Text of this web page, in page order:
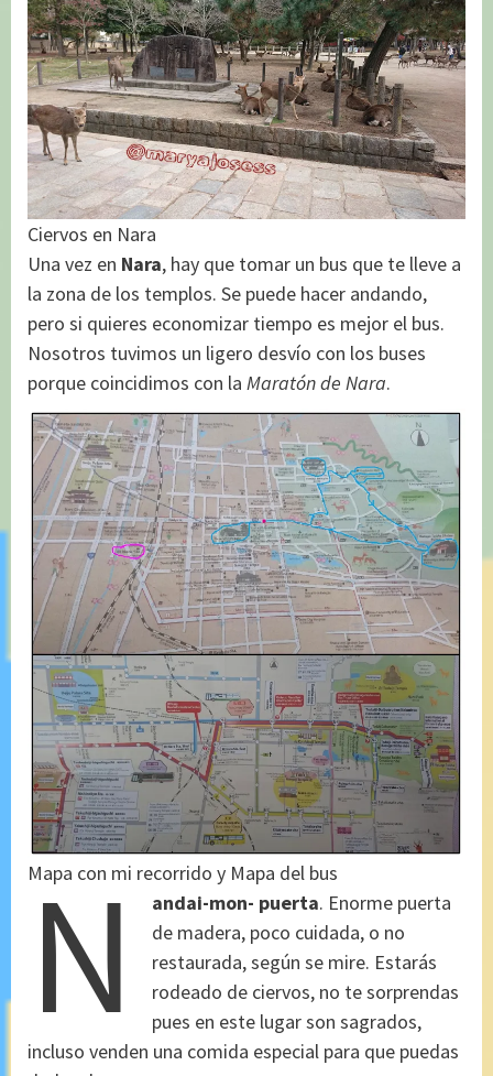
Ciervos en Nara
Una vez en Nara, hay que tomar un bus que te lleve a
la zona de los templos. Se puede hacer andando,
pero si quieres economizar tiempo es mejor el bus.
Nosotros tuvimos un ligero desvío con los buses
porque coincidimos con la Maratón de Nara.
Mapa con mi recorrido y Mapa del bus
N andai-mon- puerta. Enorme puerta
de madera, poco cuidada, o no
restaurada, según se mire. Estarás
rodeado de ciervos, no te sorprendas
pues en este lugar son sagrados,
incluso venden una comida especial para que puedas